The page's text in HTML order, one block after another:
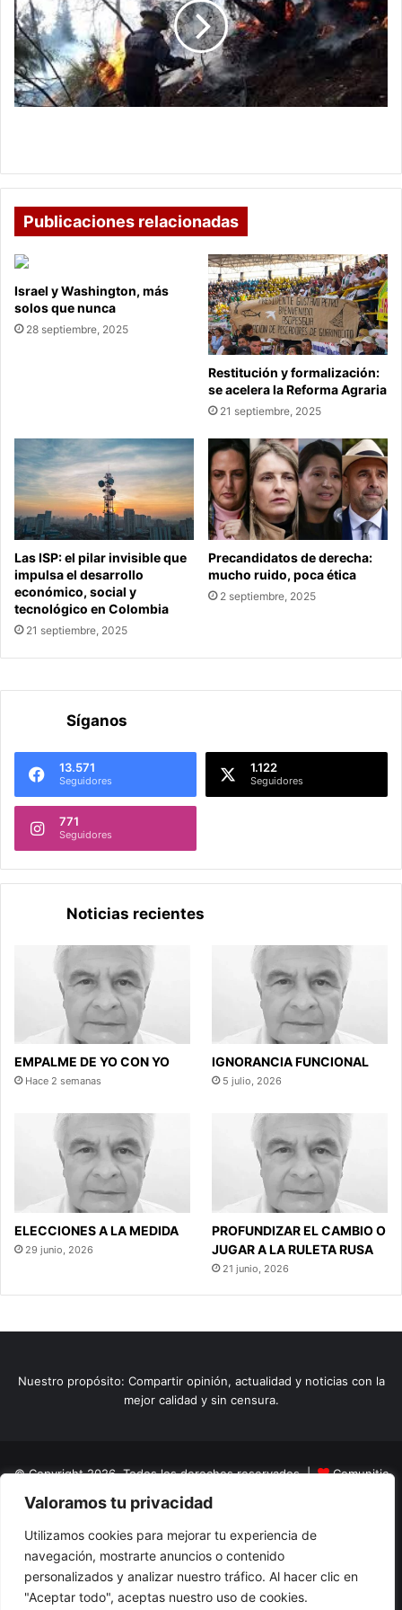
Valoramos tu privacidad
Utilizamos cookies para mejorar tu experiencia de
navegación, mostrarte anuncios o contenido
personalizados y analizar nuestro tráfico. Al hacer clic en
"Aceptar todo", aceptas nuestro uso de cookies.
refuerzan
la
atención
de
incendios
con
Publicaciones relacionadas
Israel y Washington, más
solos que nunca
28 septiembre, 2025
Restitución y formalización:
se acelera la Reforma Agraria
21 septiembre, 2025
Las ISP: el pilar invisible que
impulsa el desarrollo
económico, social y
tecnológico en Colombia
21 septiembre, 2025
Precandidatos de derecha:
mucho ruido, poca ética
2 septiembre, 2025
Síganos
13.571
Seguidores
1.122
Seguidores
771
Seguidores
Noticias recientes
EMPALME DE YO CON YO
Hace 2 semanas
IGNORANCIA FUNCIONAL
5 julio, 2026
ELECCIONES A LA MEDIDA
29 junio, 2026
PROFUNDIZAR EL CAMBIO O
JUGAR A LA RULETA RUSA
21 junio, 2026
Nuestro propósito: Compartir opinión, actualidad y noticias con la
mejor calidad y sin censura.
© Copyright 2026, Todos los derechos reservados |
Comunitic
SAS BICNit 901228106
Home
Actualidad Variedades Opinion Turismo
El Tinteadero
Caricaturas Reportajes
FacebookYouTubeInstagram